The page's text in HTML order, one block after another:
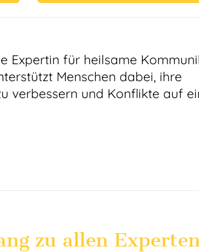
Expertin für heilsame
Menschen dabei, ihre
verbessern und Konflikte auf
zu allen